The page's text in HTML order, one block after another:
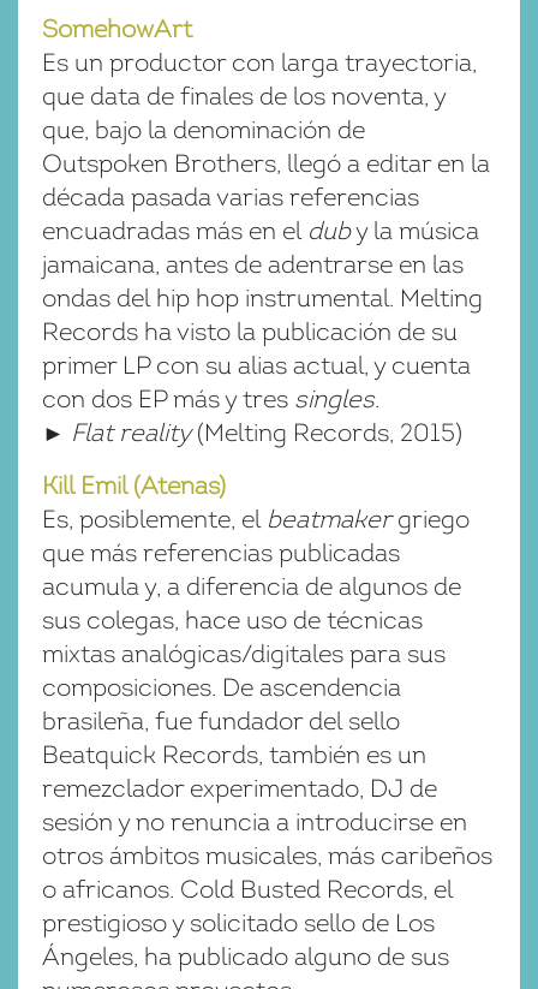
SomehowArt
Es un productor con larga trayectoria,
que data de finales de los noventa, y
que, bajo la denominación de
Outspoken Brothers, llegó a editar en la
década pasada varias referencias
encuadradas más en el duby la música
jamaicana, antes de adentrarse en las
ondas del hip hop instrumental. Melting
Records ha visto la publicación de su
primer LP con su alias actual, y cuenta
con dos EP más y tres singles.
► Flat reality(Melting Records, 2015)
Kill Emil (Atenas)
Es, posiblemente, el beatmakergriego
que más referencias publicadas
acumula y, a diferencia de algunos de
sus colegas, hace uso de técnicas
mixtas analógicas/digitales para sus
composiciones. De ascendencia
brasileña, fue fundador del sello
Beatquick Records, también es un
remezclador experimentado, DJ de
sesión y no renuncia a introducirse en
otros ámbitos musicales, más caribeños
o africanos. Cold Busted Records, el
prestigioso y solicitado sello de Los
Ángeles, ha publicado alguno de sus